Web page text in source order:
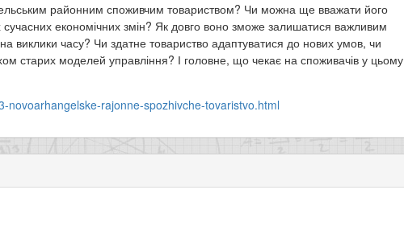
районним споживчим товариством? Чи можна ще вважати його
економічних змін? Як довго воно зможе залишатися важливим
виклики часу? Чи здатне товариство адаптуватися до нових умов, чи
старих моделей управління? І головне, що чекає на споживачів у цьому
novoarhangelske-rajonne-spozhivche-tovaristvo.html